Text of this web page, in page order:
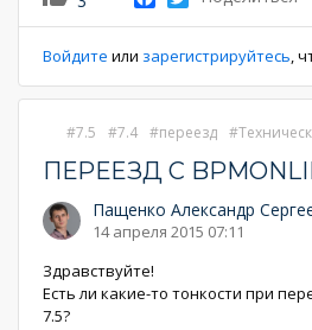
Войдите или зарегистрируйтесь,
7.5 7.4 переезд
ПЕРЕЕЗД С
Пащенко Александр
14 апреля 2015 07:11
Здравствуйте!
Есть ли какие-то тонкости при
7.5?